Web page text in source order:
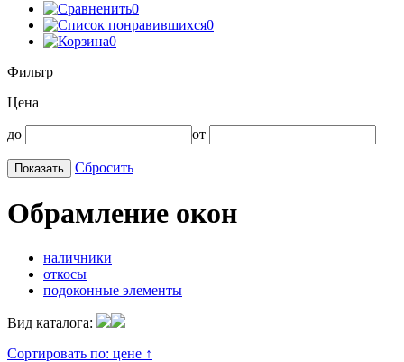
0
0
0
Фильтр
Цена
до от
Сбросить
Обрамление окон
наличники
откосы
подоконные элементы
Вид каталога:
Сортировать по: цене ↑